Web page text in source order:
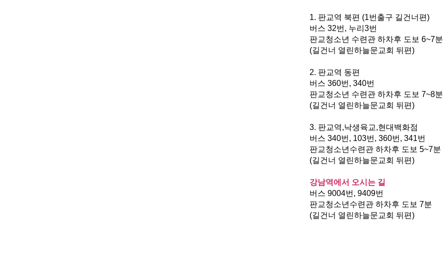
1. 판교역 북편 (1번출구 길건너편)
버스 32번, 누리3번
판교청소년 수련관 하차후 도보 6~7분
(길건너 열린하늘문교회 뒤편)
2. 판교역 동편
버스 360번, 340번
판교청소년 수련관 하차후 도보 7~8분
(길건너 ​열린하늘문교회 뒤편)
3. 판교역,낙생육교,현대백화점
버스 340번, 103번, 360번, 341번
판교청소년수련관 하차후 도보 5~7분
(길건너 ​열린하늘문교회 뒤편)
강남역에서 오시는 길
버스 9004번, 9409번
판교청소년수련관 하차후 도보 7분
(길건너 ​열린하늘문교회 뒤편)